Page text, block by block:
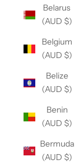
Belarus
(AUD $)
Belgium
(AUD $)
Belize
(AUD $)
Benin
(AUD $)
Bermuda
(AUD $)